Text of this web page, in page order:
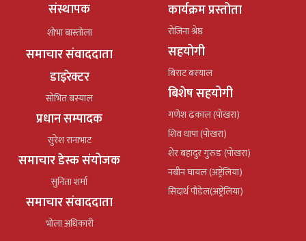
संस्थापक
शोभा बास्तोला
समाचार संवाददाता
डाइरेक्टर
सोभित बस्याल
प्रधान सम्पादक
सुरेश रानाभाट
समाचार डेस्क संयोजक
सुनिता शर्मा
समाचार संवाददाता
भोला अधिकारी
कार्यक्रम प्रस्तोता
रोजिना श्रेष्ठ
सहयोगी
बिराट बस्याल
बिशेष सहयोगी
गणेश ढकाल (पोखरा)
शिव थापा (पोखरा)
शेर बहादुर गुरुङ (पोखरा)
नबीन घायल (अष्ट्रेलिया)
सिदार्थ पौडेल(अष्ट्रेलिया)